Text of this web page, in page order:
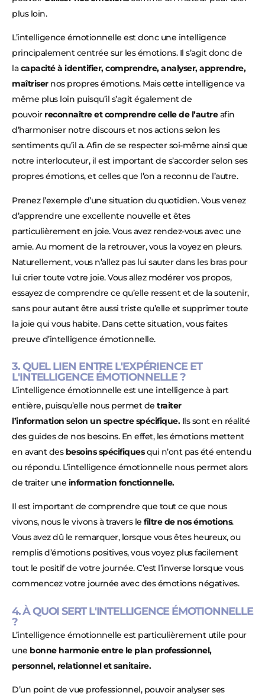
plus loin.
L’intelligence émotionnelle est donc une intelligence
principalement centrée sur les émotions. Il s’agit donc de
lacapacité à identifier, comprendre, analyser, apprendre,
maîtrisernos propres émotions. Mais cette intelligence va
même plus loin puisqu’il s’agit également de
pouvoir reconnaître et comprendre celle de l’autreafin
d’harmoniser notre discours et nos actions selon les
sentiments qu’il a. Afin de se respecter soi-même ainsi que
notre interlocuteur, il est important de s’accorder selon ses
propres émotions, et celles que l’on a reconnu de l’autre.
Prenez l’exemple d’une situation du quotidien. Vous venez
d’apprendre une excellente nouvelle et êtes
particulièrement en joie. Vous avez rendez-vous avec une
amie. Au moment de la retrouver, vous la voyez en pleurs.
Naturellement, vous n’allez pas lui sauter dans les bras pour
lui crier toute votre joie. Vous allez modérer vos propos,
essayez de comprendre ce qu’elle ressent et de la soutenir,
sans pour autant être aussi triste qu’elle et supprimer toute
la joie qui vous habite. Dans cette situation, vous faites
preuve d’intelligence émotionnelle.
3. QUEL LIEN ENTRE L'EXPÉRIENCE ET
L'INTELLIGENCE ÉMOTIONNELLE ?
L’intelligence émotionnelle est une intelligence à part
entière, puisqu’elle nous permet de traiter
l’information selon un spectre spécifique.Ils sont en réalité
des guides de nos besoins. En effet, les émotions mettent
en avant des besoins spécifiquesqui n’ont pas été entendu
ou répondu. L’intelligence émotionnelle nous permet alors
de traiter une information fonctionnelle.
Il est important de comprendre que tout ce que nous
vivons, nous le vivons à travers le filtre de nos émotions.
Vous avez dû le remarquer, lorsque vous êtes heureux, ou
remplis d’émotions positives, vous voyez plus facilement
tout le positif de votre journée. C’est l’inverse lorsque vous
commencez votre journée avec des émotions négatives.
4. À QUOI SERT L'INTELLIGENCE ÉMOTIONNELLE
?
L’intelligence émotionnelle est particulièrement utile pour
une bonne harmonie entre le plan professionnel,
personnel, relationnel et sanitaire.
D’un point de vue professionnel, pouvoir analyser ses